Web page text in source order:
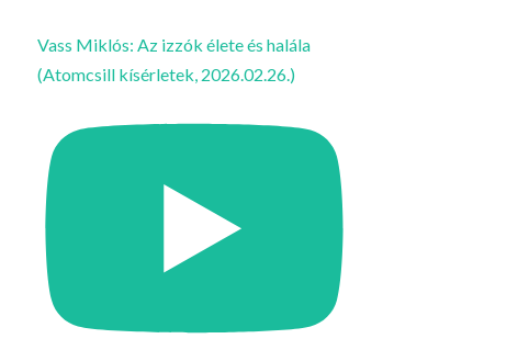
Vass Miklós: Az izzók élete és halála
(Atomcsill kísérletek, 2026.02.26.)